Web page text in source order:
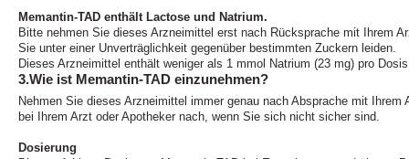
Memantin-TAD enthält Lactose und Natrium.
Bitte nehmen Sie dieses Arzneimittel erst nach Rücksprache mit Ihrem
Sie unter einer Unverträglichkeit gegenüber bestimmten Zuckern leiden.
Dieses Arzneimittel enthält weniger als 1 mmol Natrium (23 mg) pro
3.Wie ist Memantin-TAD einzunehmen?
Nehmen Sie dieses Arzneimittel immer genau nach Absprache mit Ihrem
bei Ihrem Arzt oder Apotheker nach, wenn Sie sich nicht sicher sind.
Dosierung